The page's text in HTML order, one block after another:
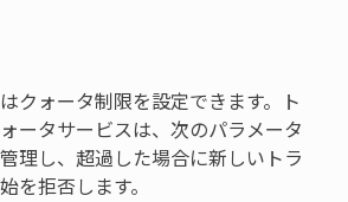
クォータ制限を設定できます。ト
ータサービスは、次のパラメータ
理し、超過した場合に新しいトラ
を拒否します。